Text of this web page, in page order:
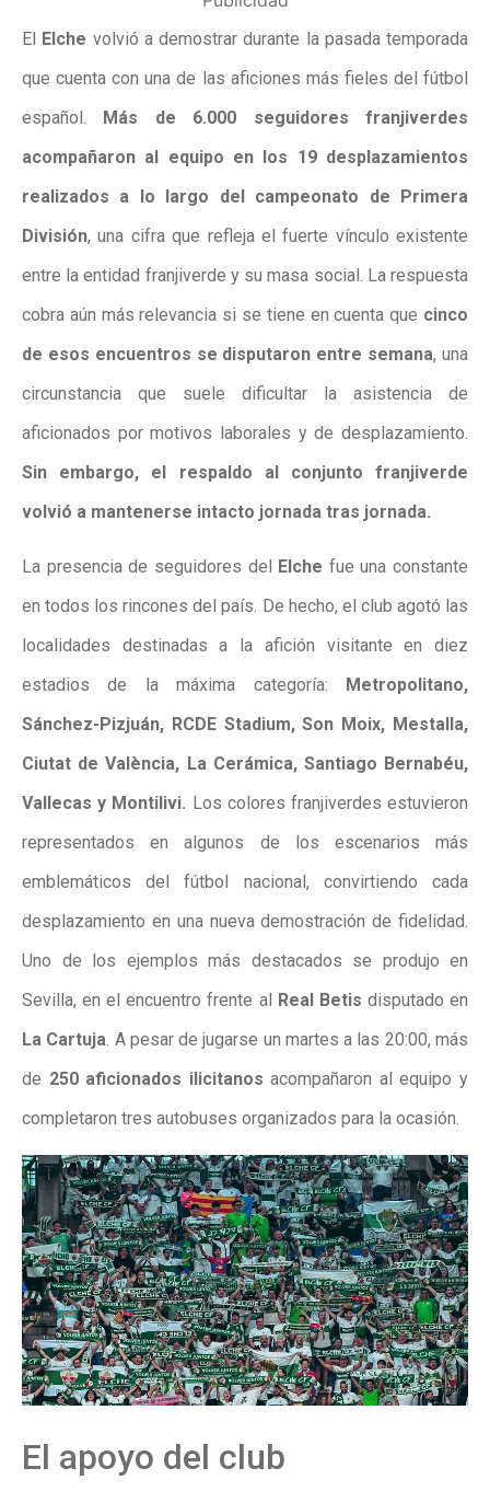
El Elche volvió a demostrar durante la pasada temporada
que cuenta con una de las aficiones más fieles del fútbol
español. Más de 6.000 seguidores franjiverdes
acompañaron al equipo en los 19 desplazamientos
realizados a lo largo del campeonato de Primera
División, una cifra que refleja el fuerte vínculo existente
entre la entidad franjiverde y su masa social. La respuesta
cobra aún más relevancia si se tiene en cuenta que cinco
de esos encuentros se disputaron entre semana, una
circunstancia que suele dificultar la asistencia de
aficionados por motivos laborales y de desplazamiento.
Sin embargo, el respaldo al conjunto franjiverde
volvió a mantenerse intacto jornada tras jornada.
La presencia de seguidores del Elche fue una constante
en todos los rincones del país. De hecho, el club agotó las
localidades destinadas a la afición visitante en diez
estadios de la máxima categoría:
Metropolitano,
Sánchez-Pizjuán, RCDE Stadium, Son Moix, Mestalla,
Ciutat de València, La Cerámica, Santiago Bernabéu,
Vallecas y Montilivi. Los colores franjiverdes estuvieron
representados en algunos de los escenarios más
emblemáticos del fútbol nacional, convirtiendo cada
desplazamiento en una nueva demostración de fidelidad.
Uno de los ejemplos más destacados se produjo en
Sevilla, en el encuentro frente al
Real Betis disputado en
La Cartuja. A pesar de jugarse un martes a las 20:00, más
de 250 aficionados ilicitanos acompañaron al equipo y
completaron tres autobuses organizados para la ocasión.
El apoyo del club